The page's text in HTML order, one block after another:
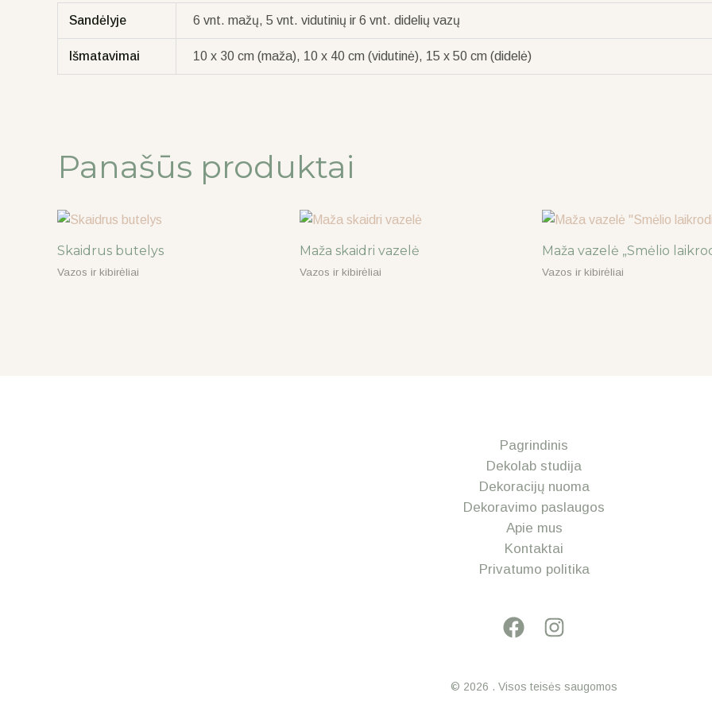
Sandėlyje 6 vnt. mažų, 5 vnt. vidutinių ir 6 vnt. didelių vazų
Išmatavimai 10 x 30 cm (maža), 10 x 40 cm (vidutinė), 15 x 50 cm (didelė)
Panašūs produktai
Skaidrus butelys
Vazos ir kibirėliai
Maža skaidri vazelė
Vazos ir kibirėliai
Maža vazelė „Smėlio
Vazos ir kibirėliai
Pagrindinis
Dekolab studija
Dekoracijų nuoma
Dekoravimo paslaugos
Apie mus
Kontaktai
Privatumo politika
© 2026 . Visos teisės saugomos